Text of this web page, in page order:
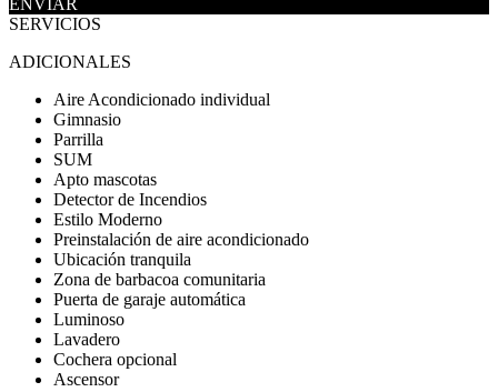
ENVIAR
SERVICIOS
ADICIONALES
Aire Acondicionado individual
Gimnasio
Parrilla
SUM
Apto mascotas
Detector de Incendios
Estilo Moderno
Preinstalación de aire acondicionado
Ubicación tranquila
Zona de barbacoa comunitaria
Puerta de garaje automática
Luminoso
Lavadero
Cochera opcional
Ascensor